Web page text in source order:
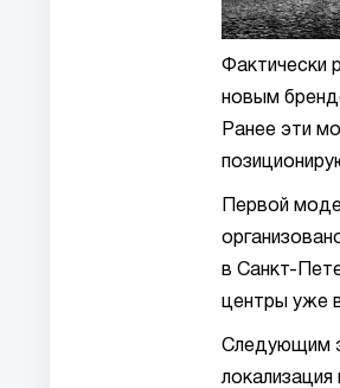
Фактически
новым
Ранее эти
Первой
в Санкт-
центры уже
Следующим